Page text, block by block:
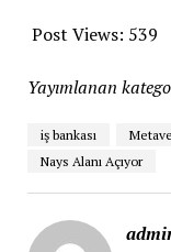
Post Views: 539
Yayımlanan
iş bankası
Nays Alanı Açıyor